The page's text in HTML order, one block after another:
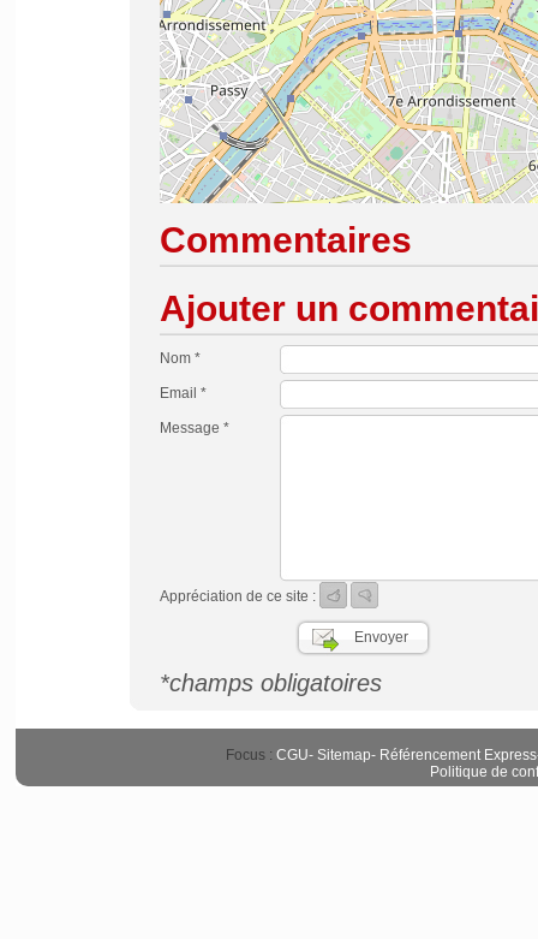
Commentaires
Ajouter un
Nom *
Email *
Message *
Appréciation de ce site :
*champs obligatoires
Focus : CGU- Sitemap- Référencement Express
Politique de